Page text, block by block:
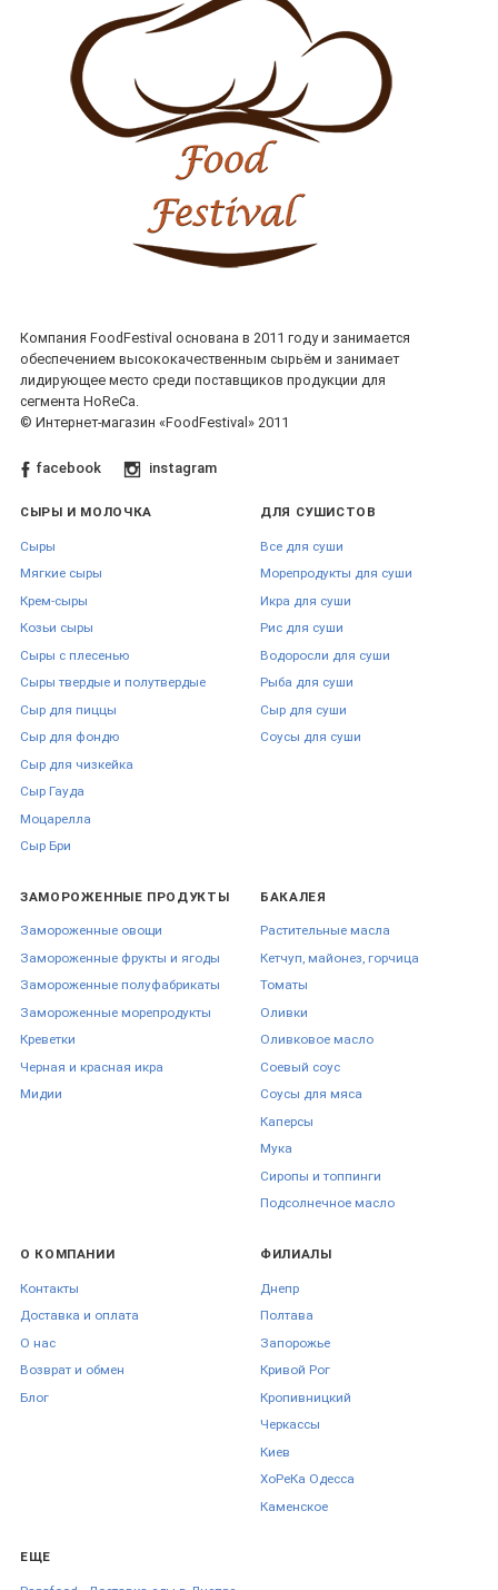
Компания FoodFestival основана в 2011 году и занимается
обеспечением высококачественным сырьём и занимает
лидирующее место среди поставщиков продукции для
сегмента HoReCa.
© Интернет-магазин «FoodFestival» 2011
facebook instagram
СЫРЫ И МОЛОЧКА
Сыры
Мягкие сыры
Крем-сыры
Козьи сыры
Сыры с плесенью
Сыры твердые и полутвердые
Сыр для пиццы
Сыр для фондю
Сыр для чизкейка
Сыр Гауда
Моцарелла
Сыр Бри
ДЛЯ СУШИСТОВ
Все для суши
Морепродукты для суши
Икра для суши
Рис для суши
Водоросли для суши
Рыба для суши
Сыр для суши
Соусы для суши
ЗАМОРОЖЕННЫЕ ПРОДУКТЫ
Замороженные овощи
Замороженные фрукты и ягоды
Замороженные полуфабрикаты
Замороженные морепродукты
Креветки
Черная и красная икра
Мидии
БАКАЛЕЯ
Растительные масла
Кетчуп, майонез, горчица
Томаты
Оливки
Оливковое масло
Соевый соус
Соусы для мяса
Каперсы
Мука
Сиропы и топпинги
Подсолнечное масло
О КОМПАНИИ
Контакты
Доставка и оплата
О нас
Возврат и обмен
Блог
ФИЛИАЛЫ
Днепр
Полтава
Запорожье
Кривой Рог
Кропивницкий
Черкаcсы
Киев
ХоРеКа Одесса
Каменское
ЕЩЕ